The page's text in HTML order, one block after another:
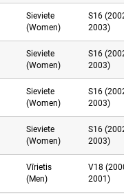
Sieviete
(Women)
S16
2003)
Sieviete
(Women)
S16
2003)
Sieviete
(Women)
S16
2003)
Sieviete
(Women)
S16
2003)
Vīrietis
(Men)
V18
2001)